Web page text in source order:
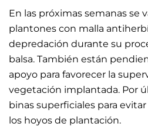
En las próximas semanas se
plantones con malla
depredación durante su
balsa. También están
apoyo para favorecer la
vegetación implantada. Por
binas superficiales para
los hoyos de plantación.